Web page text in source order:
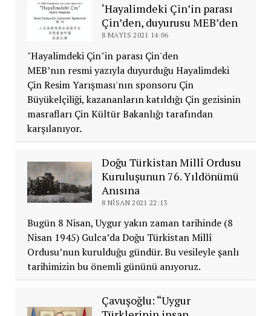
‘Hayalimdeki Çin’in parası
Çin’den, duyurusu MEB’den
8 MAYIS 2021 14:06
"Hayalimdeki Çin"in parası Çin'den
MEB’nın resmi yazıyla duyurduğu Hayalimdeki
Çin Resim Yarışması'nın sponsoru Çin
Büyükelçiliği, kazananların katıldığı Çin gezisinin
masrafları Çin Kültür Bakanlığı tarafından
karşılanıyor.
Doğu Türkistan Millî Ordusu
Kuruluşunun 76. Yıldönümü
Anısına
8 NISAN 2021 22:13
Bugün 8 Nisan, Uygur yakın zaman tarihinde (8
Nisan 1945) Gulca’da Doğu Türkistan Millî
Ordusu’nun kurulduğu gündür. Bu vesileyle şanlı
tarihimizin bu önemli gününü anıyoruz.
Çavuşoğlu: “Uygur